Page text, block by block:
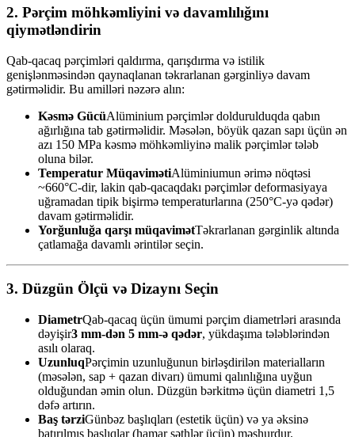
2. Pərçim möhkəmliyini və davamlılığını
qiymətləndirin
Qab-qacaq pərçimləri qaldırma, qarışdırma və istilik
genişlənməsindən qaynaqlanan təkrarlanan gərginliyə davam
gətirməlidir. Bu amilləri nəzərə alın:
Kəsmə GücüAlüminium pərçimlər doldurulduqda qabın
ağırlığına tab gətirməlidir. Məsələn, böyük qazan sapı üçün ən
azı 150 MPa kəsmə möhkəmliyinə malik pərçimlər tələb
oluna bilər.
Temperatur MüqavimətiAlüminiumun ərimə nöqtəsi
~660°C-dir, lakin qab-qacaqdakı pərçimlər deformasiyaya
uğramadan tipik bişirmə temperaturlarına (250°C-yə qədər)
davam gətirməlidir.
Yorğunluğa qarşı müqavimətTəkrarlanan gərginlik altında
çatlamağa davamlı ərintilər seçin.
3. Düzgün Ölçü və Dizaynı Seçin
DiametrQab-qacaq üçün ümumi pərçim diametrləri arasında
dəyişir3 mm-dən 5 mm-ə qədər, yükdaşıma tələblərindən
asılı olaraq.
UzunluqPərçimin uzunluğunun birləşdirilən materialların
(məsələn, sap + qazan divarı) ümumi qalınlığına uyğun
olduğundan əmin olun. Düzgün bərkitmə üçün diametri 1,5
dəfə artırın.
Baş tərziGünbəz başlıqları (estetik üçün) və ya əksinə
batırılmış başlıqlar (hamar səthlər üçün) məşhurdur.